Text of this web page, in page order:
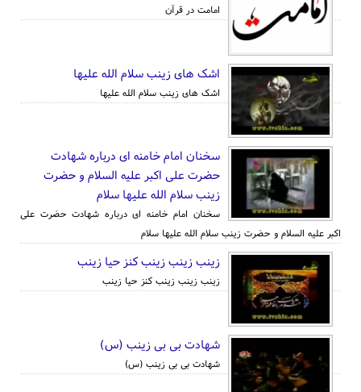
امامت در قرآن
اشک های زینب سلام الله علیها
اشک های زینب سلام الله علیها
سخنان امام خامنه ای درباره شهادت
حضرت علی اکبر علیه السلام و حضرت
زینب سلام الله علیها سلام
سخنان امام خامنه ای درباره شهادت حضرت علی
اکبر علیه السلام و حضرت زینب سلام الله علیها سلام
زینب زینب زینب کنز حیا زینب
زینب زینب زینب کنز حیا زینب
شهادت بی بی زینب (س)
شهادت بی بی زینب (س)